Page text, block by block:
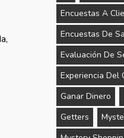
Encuestas A
Encuestas De
Evaluación De
Experiencia Del
Ganar Dinero
Getters